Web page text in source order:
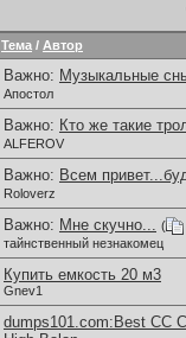
Тема / Автор
Важно: Музыкальные
Апостол
Важно: Кто же такие
ALFEROV
Важно: Всем
Roloverz
Важно: Мне скучно... (
тайнственный незнакомец
Купить емкость 20 м3
Gnev1
dumps101.com:Best CC